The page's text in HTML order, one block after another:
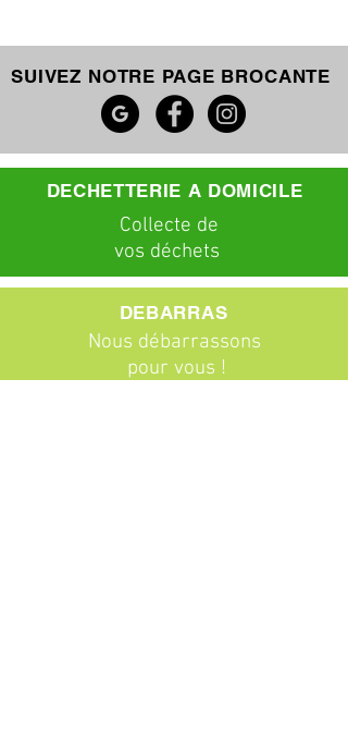
SUIVEZ NOTRE PAGE BROCANTE
DECHETTERIE A DOMICILE
Collecte de
vos déchets
DEBARRAS
Nous débarrassons
pour vous !